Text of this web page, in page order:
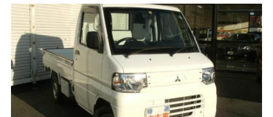
だったのに、返却時メーターはほぼE。数百円を惜
しんだ友人が半年後に失ったものとは…